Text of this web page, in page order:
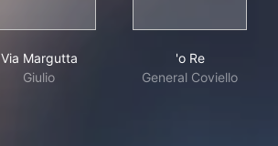
Via Margutta
Giulio
'o Re
General Coviello